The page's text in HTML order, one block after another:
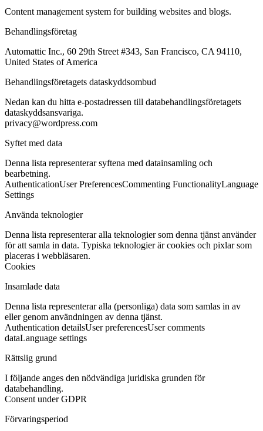
Content management system for building websites and blogs.
Behandlingsföretag
Automattic Inc., 60 29th Street #343, San Francisco, CA 94110,
United States of America
Behandlingsföretagets dataskyddsombud
Nedan kan du hitta e-postadressen till databehandlingsföretagets
dataskyddsansvariga.
privacy@wordpress.com
Syftet med data
Denna lista representerar syftena med datainsamling och
bearbetning.
AuthenticationUser PreferencesCommenting FunctionalityLanguage
Settings
Använda teknologier
Denna lista representerar alla teknologier som denna tjänst använder
för att samla in data. Typiska teknologier är cookies och pixlar som
placeras i webbläsaren.
Cookies
Insamlade data
Denna lista representerar alla (personliga) data som samlas in av
eller genom användningen av denna tjänst.
Authentication detailsUser preferencesUser comments
dataLanguage settings
Rättslig grund
I följande anges den nödvändiga juridiska grunden för
databehandling.
Consent under GDPR
Förvaringsperiod